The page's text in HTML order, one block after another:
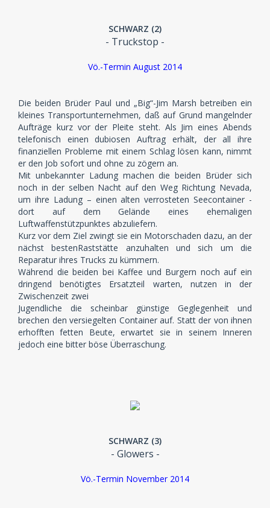
SCHWARZ (2)
- Truckstop -
Vö.-Termin August 2014
Die beiden Brüder Paul und „Big“-Jim Marsh betreiben ein
kleines Transportunternehmen, daß auf Grund mangelnder
Aufträge kurz vor der Pleite steht. Als Jim eines Abends
telefonisch einen dubiosen Auftrag erhält, der all ihre
finanziellen Probleme mit einem Schlag lösen kann, nimmt
er den Job sofort und ohne zu zögern an.
Mit unbekannter Ladung machen die beiden Brüder sich
noch in der selben Nacht auf den Weg Richtung Nevada,
um ihre Ladung – einen alten verrosteten Seecontainer -
dort auf dem Gelände eines ehemaligen
Luftwaffenstützpunktes abzuliefern.
Kurz vor dem Ziel zwingt sie ein Motorschaden dazu, an der
nächst bestenRaststätte anzuhalten und sich um die
Reparatur ihres Trucks zu kümmern.
Während die beiden bei Kaffee und Burgern noch auf ein
dringend benötigtes Ersatzteil warten, nutzen in der
Zwischenzeit zwei
Jugendliche die scheinbar günstige Geglegenheit und
brechen den versiegelten Container auf. Statt der von ihnen
erhofften fetten Beute, erwartet sie in seinem Inneren
jedoch eine bitter böse Überraschung.
SCHWARZ (3)
- Glowers -
Vö.-Termin November 2014